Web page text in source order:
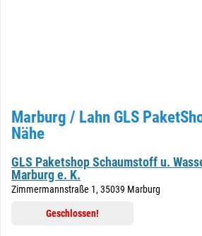
Marburg / Lahn GLS
Nähe
GLS Paketshop Schaumstoff u.
Marburg e. K.
Zimmermannstraße 1, 35039 Marburg
Geschlossen!